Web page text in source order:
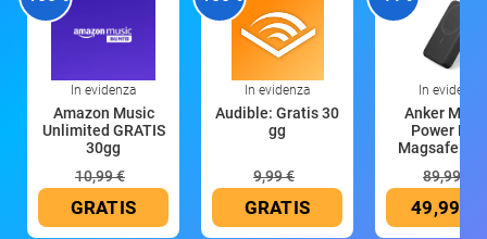
In evidenza
Amazon Music
Unlimited GRATIS
30gg
10,99 €
GRATIS
In evidenza
Audible: Gratis 30
gg
9,99 €
GRATIS
In evidenza
Anker
Power
Magsafe
89,99 €
49,99 €